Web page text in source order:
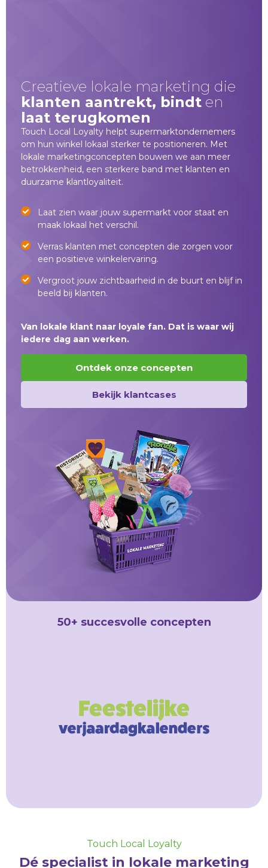
Creatieve lokale marketing die
klanten aantrekt, bindt en
laat terugkomen
Touch Local Loyalty helpt supermarktondernemers
om hun winkel lokaal sterker te positioneren. Met
lokale marketingconcepten bouwen we aan meer
betrokkenheid, een sterkere band met klanten en
duurzame klantloyaliteit.
Laat zien waar jouw supermarkt voor staat en
maak lokaal het verschil.
Verras klanten met concepten die zorgen voor
een positieve winkelervaring.
Vergroot jouw zichtbaarheid in de buurt en blijf in
beeld bij klanten.
Van lokale klant naar loyale fan. Dat is waar wij
iedere dag aan werken.
Ontdek onze concepten
Bekijk klantcases
50+ succesvolle concepten
Touch Local Loyalty
Dé specialist in lokale marketing